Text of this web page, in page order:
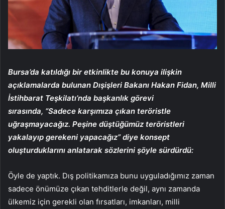
Bursa’da katıldığı bir etkinlikte bu konuya ilişkin
açıklamalarda bulunan Dışişleri Bakanı Hakan Fidan, Milli
İstihbarat Teşkilatı’nda başkanlık görevi
sırasında, “Sadece karşımıza çıkan teröristle
uğraşmayacağız. Peşine düştüğümüz teröristleri
yakalayıp gerekeni yapacağız” diye konsept
oluşturduklarını anlatarak sözlerini şöyle sürdürdü:
Öyle de yaptık. Dış politikamıza bunu uyguladığımız zaman
sadece önümüze çıkan tehditlerle değil, aynı zamanda
ülkemiz için gerekli olan fırsatları, imkanları, milli